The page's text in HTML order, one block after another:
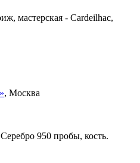
мастерская - Cardeilhac,
, Москва
950 пробы, кость.